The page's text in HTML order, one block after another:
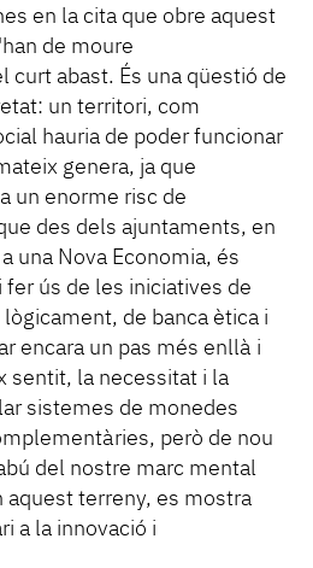
en la cita que obre aquest
de moure
curt abast. És una qüestió de
un territori, com
hauria de poder funcionar
genera, ja que
un enorme risc de
des dels ajuntaments, en
una Nova Economia, és
ús de les iniciatives de
de banca ètica i
encara un pas més enllà i
sentit, la necessitat i la
sistemes de monedes
però de nou
del nostre marc mental
aquest terreny, es mostra
a la innovació i